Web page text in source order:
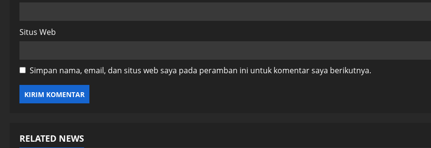
Situs Web
Simpan nama, email, dan situs web saya pada peramban ini untuk komentar saya berikutnya.
RELATED NEWS